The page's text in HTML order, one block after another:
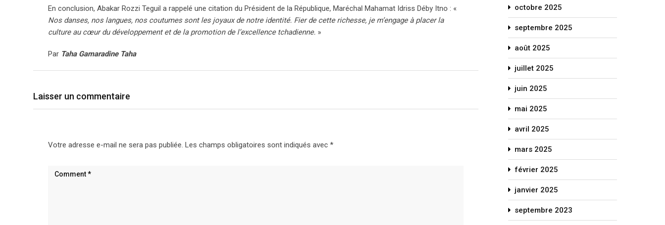
En conclusion, Abakar Rozzi Teguil a rappelé une citation du Président de la République, Maréchal Mahamat Idriss Déby Itno : «
Nos danses, nos langues, nos coutumes sont les joyaux de notre identité. Fier de cette richesse, je m’engage à placer la
culture au cœur du développement et de la promotion de l’excellence tchadienne. »
Par Taha Gamaradine Taha
Laisser un commentaire
Votre adresse e-mail ne sera pas publiée. Les champs obligatoires sont indiqués avec *
octobre 2025
septembre 2025
août 2025
juillet 2025
juin 2025
mai 2025
avril 2025
mars 2025
février 2025
janvier 2025
septembre 2023